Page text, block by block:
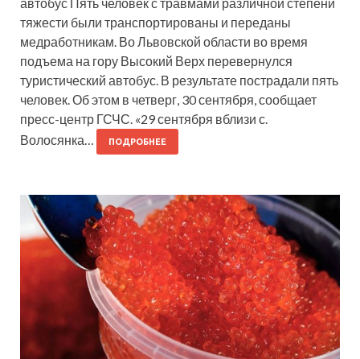
тяжести были транспортированы и переданы
медработникам. Во Львовской области во время
подъема на гору Высокий Верх перевернулся
туристический автобус. В результате пострадали пять
человек. Об этом в четверг, 30 сентября, сообщает
пресс-центр ГСЧС. «29 сентября вблизи с.
Волосянка…
ПОДРОБНЕЕ